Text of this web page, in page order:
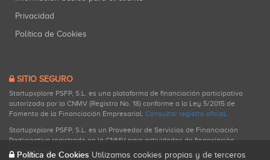
Privacidad
Política de Cookies
SITIO SEGURO
Startupxplore PSFP, S.L. es una plataforma de financiación participativa
autorizada por la CNMV (Registro No. 18) conforme a la Ley 5/2015 de
Fomento de la Financiación Empresarial. Consultar registro oficial.
Startupxplore PSFP, S.L. es un Proveedor de Servicios de Financiación
Participativa registrado en la CNMV para actividades de financiación
participativa.
Política de Cookies Utilizamos cookies propias y de terceros